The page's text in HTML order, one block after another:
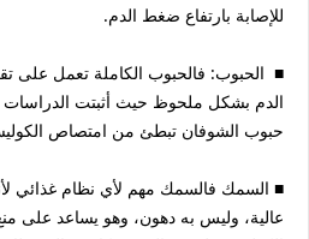
للإصابة بارتفاع ضغط الدم.
■ الحبوب: فالحبوب الكاملة تعمل على
الدم بشكل ملحوظ حيث أثبتت الدراسات
حبوب الشوفان تبطئ من امتصاص
■ السمك فالسمك مهم لأي نظام غذائي
عالية، وليس به دهون، وهو يساعد على